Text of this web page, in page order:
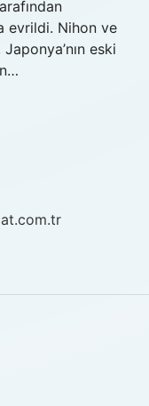
evrildi. Nihon ve
eski